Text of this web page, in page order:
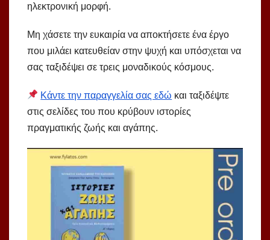
ηλεκτρονική μορφή.
Μη χάσετε την ευκαιρία να αποκτήσετε ένα έργο
που μιλάει κατευθείαν στην ψυχή και υπόσχεται να
σας ταξιδέψει σε τρεις μοναδικούς κόσμους.
Κάντε την παραγγελία σας εδώ και ταξιδέψτε
στις σελίδες του που κρύβουν ιστορίες
πραγματικής ζωής και αγάπης.